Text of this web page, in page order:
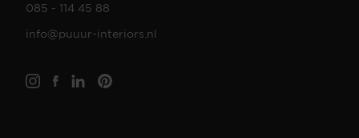
085 - 114 45 88
info@puuur-interiors.nl